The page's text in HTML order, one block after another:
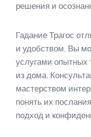
решения и
Гадание Трагос
и удобством. Вы
услугами опытных
из дома.
мастерством
понять их
подход и